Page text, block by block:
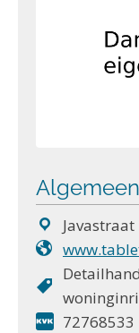
Algemeen
Javastraat
72768533